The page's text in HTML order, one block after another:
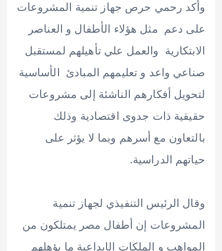
رحمي حرص جهاز تنمية المشروعات
دعم مثل هؤلاء الأطفال و العناصر
والعمل علي تأهيلهم لمستقبل
واعد و تعليمهم المبادئ الأساسية
أفكارهم الناشئة إلى مشروعات
ذات جدوى اقتصادية وذلك
مع أسرهم وبما لا يؤثر على
الدراسية.
الرئيس التنفيذي لجهاز تنمية
إن أطفال مصر يمتلكون من
و الملكات الإبداعية ما يؤهلهم